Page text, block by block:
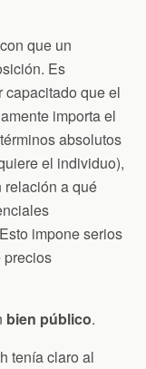
que un
Es
capacitado que el
importa el
absolutos
el individuo),
relación a qué
impone serios
precios
bien público.
tenía claro al